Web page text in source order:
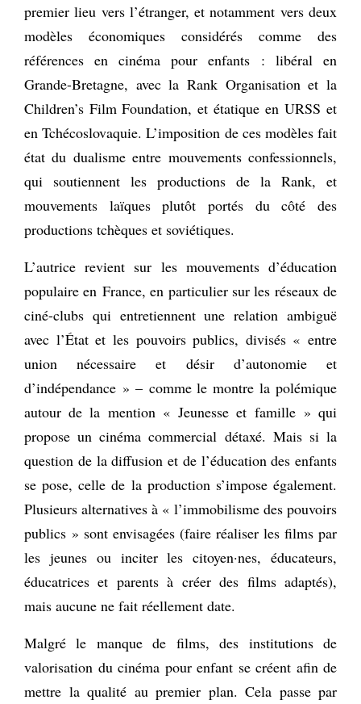
premier lieu vers l’étranger, et notamment vers deux
modèles économiques considérés comme des
références en cinéma pour enfants : libéral en
Grande-Bretagne, avec la Rank Organisation et la
Children’s Film Foundation, et étatique en URSS et
en Tchécoslovaquie. L’imposition de ces modèles fait
état du dualisme entre mouvements confessionnels,
qui soutiennent les productions de la Rank, et
mouvements laïques plutôt portés du côté des
productions tchèques et soviétiques.
L’autrice revient sur les mouvements d’éducation
populaire en France, en particulier sur les réseaux de
ciné-clubs qui entretiennent une relation ambiguë
avec l’État et les pouvoirs publics, divisés « entre
union nécessaire et désir d’autonomie et
d’indépendance » – comme le montre la polémique
autour de la mention « Jeunesse et famille » qui
propose un cinéma commercial détaxé. Mais si la
question de la diffusion et de l’éducation des enfants
se pose, celle de la production s’impose également.
Plusieurs alternatives à « l’immobilisme des pouvoirs
publics » sont envisagées (faire réaliser les films par
les jeunes ou inciter les citoyen·nes, éducateurs,
éducatrices et parents à créer des films adaptés),
mais aucune ne fait réellement date.
Malgré le manque de films, des institutions de
valorisation du cinéma pour enfant se créent afin de
mettre la qualité au premier plan. Cela passe par